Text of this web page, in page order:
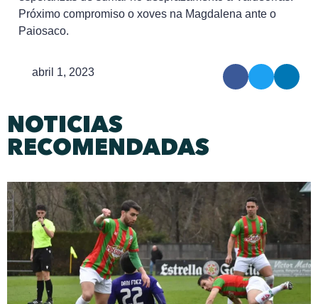
Próximo compromiso o xoves na Magdalena ante o
Paiosaco.
abril 1, 2023
NOTICIAS
RECOMENDADAS